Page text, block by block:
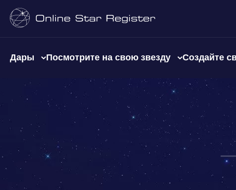
Дары Посмотрите на свою звезду Создайте